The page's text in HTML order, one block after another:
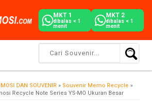
MKT 1
dibalas < 1
menit
MKT 2
dibalas < 1
menit
DAN SOUVENIR » Souvenir Memo Recycle »
Recycle Note Series YS-MO Ukuran Besar